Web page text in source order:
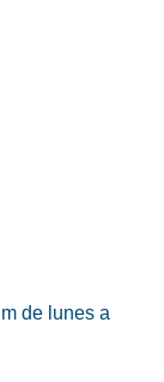
de lunes a